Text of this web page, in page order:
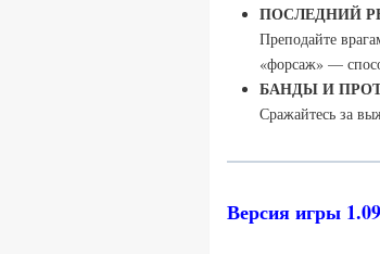
ПОСЛЕДНИЙ
Преподайте
«форсаж» —
БАНДЫ И
Сражайтесь за
Версия игры 1.09